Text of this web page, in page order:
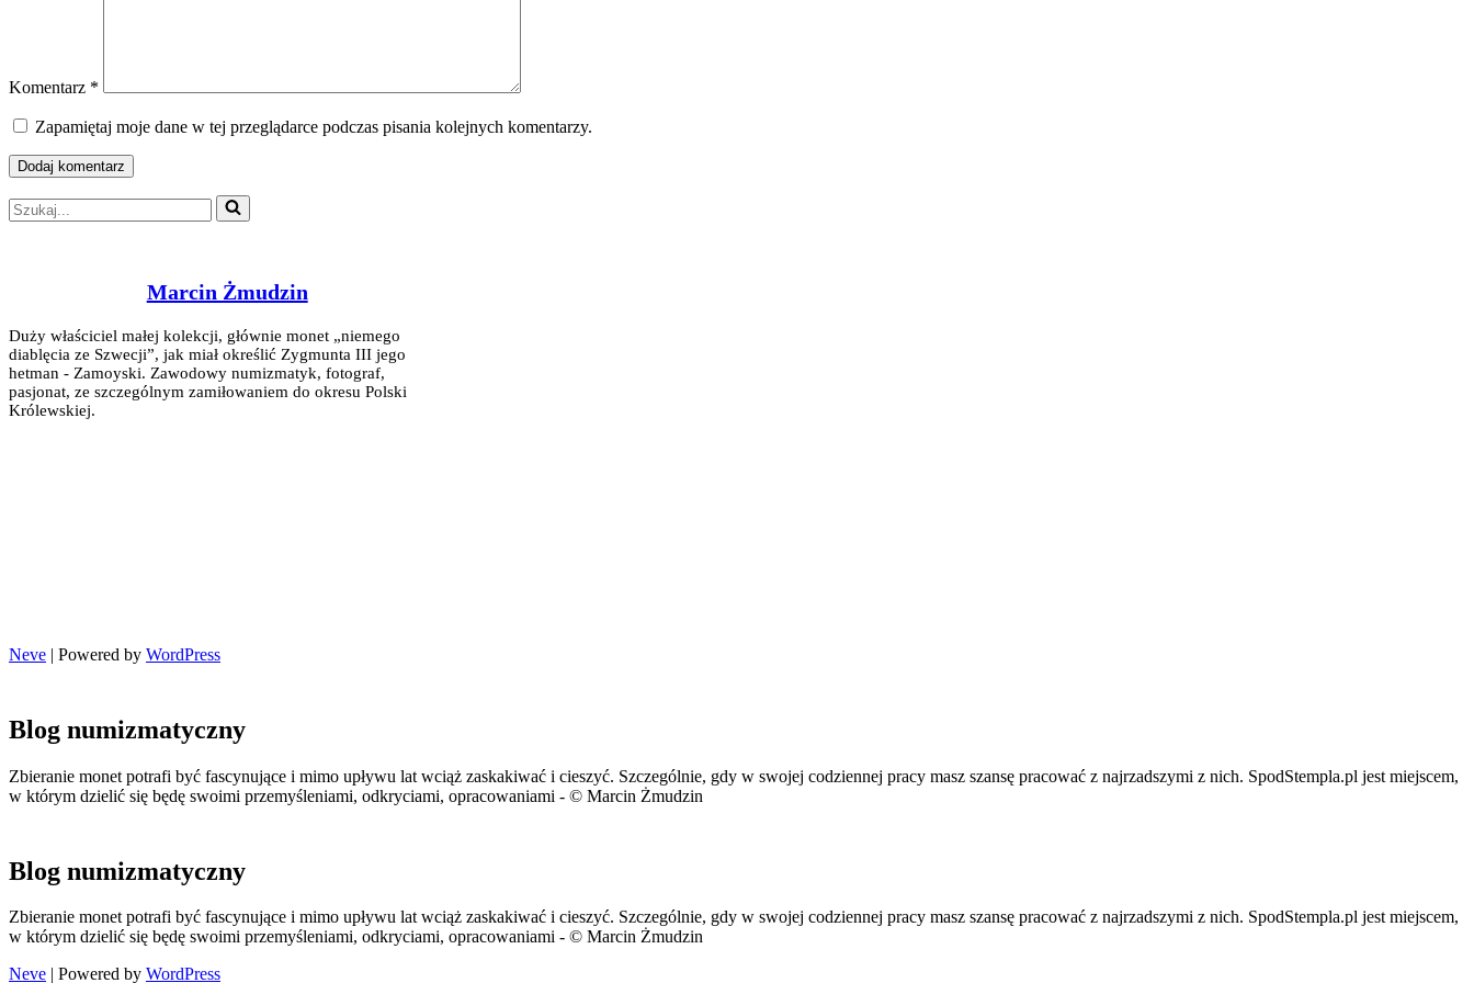
Komentarz *
Zapamiętaj moje dane w tej przeglądarce podczas pisania kolejnych komentarzy.
Szukaj...
Marcin Żmudzin
Duży właściciel małej kolekcji, głównie monet „niemego
diablęcia ze Szwecji”, jak miał określić Zygmunta III jego
hetman - Zamoyski. Zawodowy numizmatyk, fotograf,
pasjonat, ze szczególnym zamiłowaniem do okresu Polski
Królewskiej.
Neve | Powered by WordPress
Blog numizmatyczny
Zbieranie monet potrafi być fascynujące i mimo upływu lat wciąż zaskakiwać i cieszyć. Szczególnie, gdy w swojej codziennej pracy masz szansę pracować z najrzadszymi z nich. SpodStempla.pl jest miejscem,
w którym dzielić się będę swoimi przemyśleniami, odkryciami, opracowaniami - © Marcin Żmudzin
Blog numizmatyczny
Zbieranie monet potrafi być fascynujące i mimo upływu lat wciąż zaskakiwać i cieszyć. Szczególnie, gdy w swojej codziennej pracy masz szansę pracować z najrzadszymi z nich. SpodStempla.pl jest miejscem,
w którym dzielić się będę swoimi przemyśleniami, odkryciami, opracowaniami - © Marcin Żmudzin
Neve | Powered by WordPress